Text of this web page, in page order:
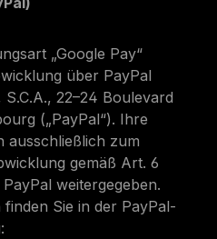
„Google Pay“
über PayPal
22–24 Boulevard
(„PayPal“). Ihre
ausschließlich zum
gemäß Art. 6
weitergegeben.
Sie in der PayPal-